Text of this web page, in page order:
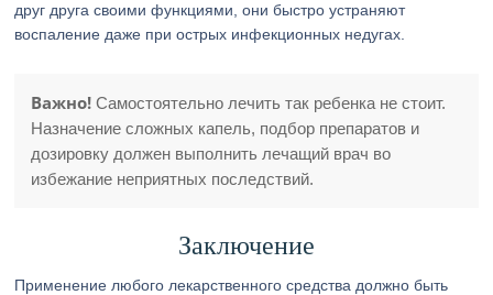
друг друга своими функциями, они быстро устраняют
воспаление даже при острых инфекционных недугах.
Важно! Самостоятельно лечить так ребенка не стоит.
Назначение сложных капель, подбор препаратов и
дозировку должен выполнить лечащий врач во
избежание неприятных последствий.
Заключение
Применение любого лекарственного средства должно быть